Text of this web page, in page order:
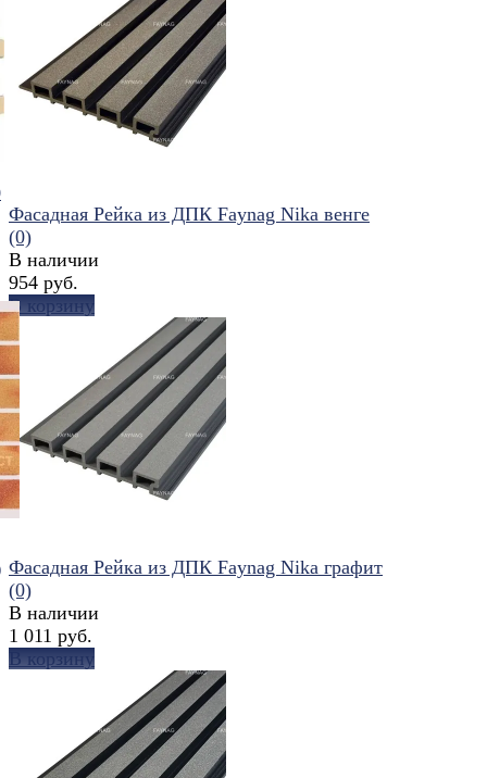
избранное сравнить
избранное сравнить
Фасадная Рейка из ДПК Faynag Nika венге
(0)
В наличии
954 руб.
В корзину
избранное сравнить
Фасадная Рейка из ДПК Faynag Nika графит
(0)
В наличии
1 011 руб.
В корзину